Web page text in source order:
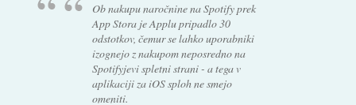
Ob nakupu naročnine na Spotify prek
App Stora je Applu pripadlo 30
odstotkov, čemur se lahko uporabniki
izognejo z nakupom neposredno na
Spotifyjevi spletni strani - a tega v
aplikaciji za iOS sploh ne smejo
omeniti.